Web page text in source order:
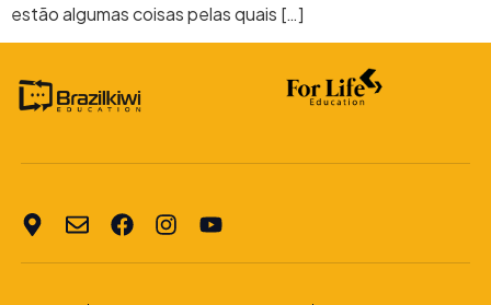
estão algumas coisas pelas quais […]